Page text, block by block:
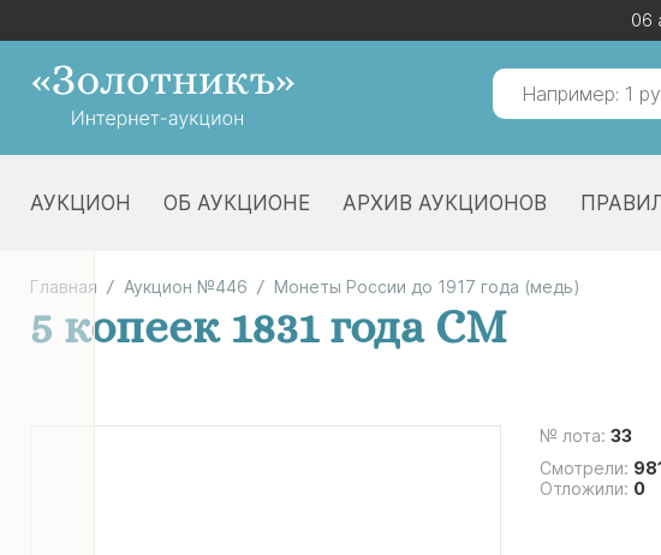
06
АУКЦИОН ОБ АУКЦИОНЕ АРХИВ АУКЦИОНОВ
06
Главная Аукцион №446 Монеты России до 1917 года (медь)
5 копеек 1831 года СМ
№ лота: 33
Смотрели:
Отложили: 0